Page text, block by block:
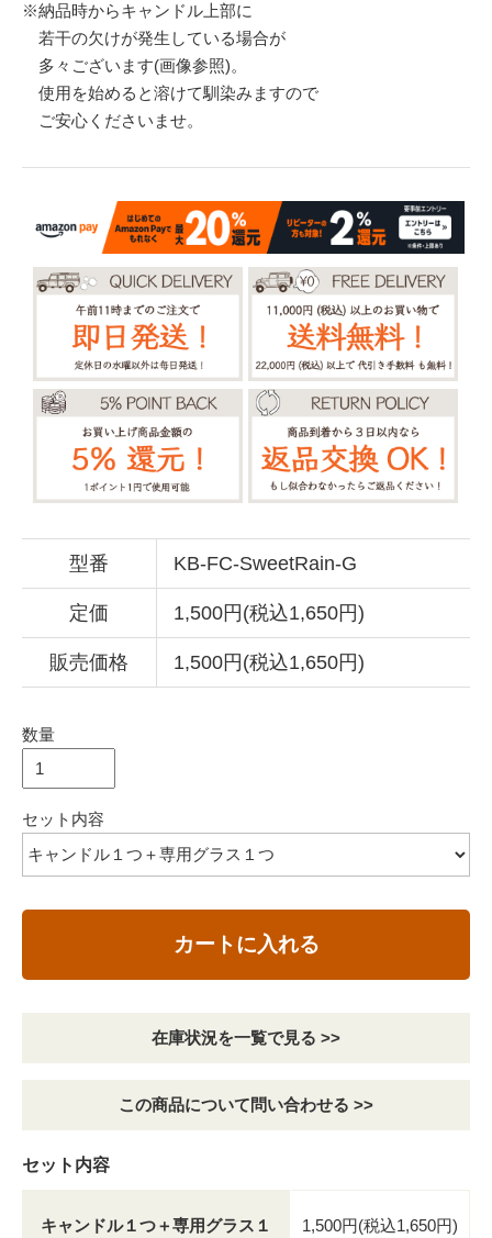
※納品時からキャンドル上部に
若干の欠けが発生している場合が
多々ございます(画像参照)。
使用を始めると溶けて馴染みますので
ご安心くださいませ。
型番 KB-FC-SweetRain-G
定価 1,500円(税込1,650円)
販売価格 1,500円(税込1,650円)
数量
セット内容
カートに入れる
在庫状況を一覧で見る >>
この商品について問い合わせる >>
セット内容
キャンドル１つ＋専用グラス１ 1,500円(税込1,650円)